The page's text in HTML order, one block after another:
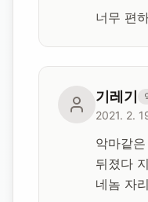
너무 편
기레기
2021. 2.
악마같
뒤졌다
네놈 자